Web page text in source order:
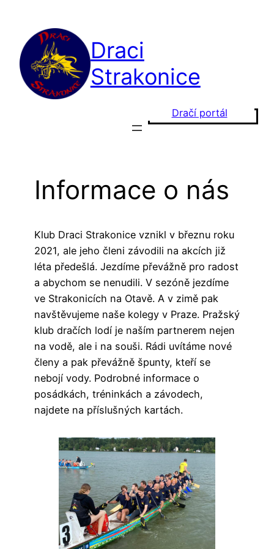
Draci
Strakonice
Dračí portál
Informace o nás
Klub Draci Strakonice vznikl v březnu roku
2021, ale jeho členi závodili na akcích již
léta předešlá. Jezdíme převážně pro radost
a abychom se nenudili. V sezóně jezdíme
ve Strakonicích na Otavě. A v zimě pak
navštěvujeme naše kolegy v Praze. Pražský
klub dračích lodí je naším partnerem nejen
na vodě, ale i na souši. Rádi uvítáme nové
členy a pak převážně špunty, kteří se
nebojí vody. Podrobné informace o
posádkách, tréninkách a závodech,
najdete na příslušných kartách.